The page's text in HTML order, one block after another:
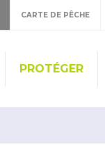
CARTE DE PÊCHE
PROTÉGER